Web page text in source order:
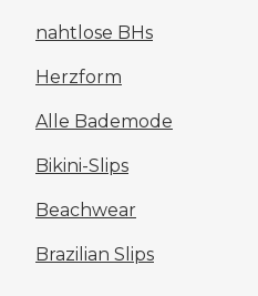
nahtlose BHs
Herzform
Alle Bademode
Bikini-Slips
Beachwear
Brazilian Slips